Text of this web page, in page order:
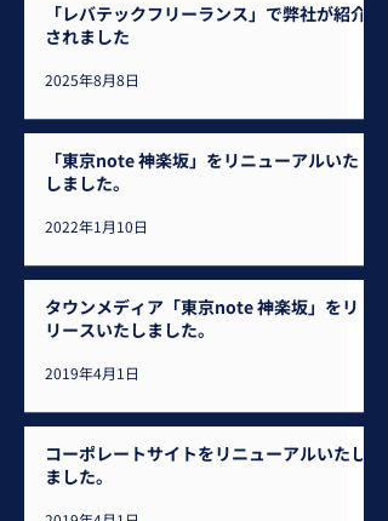
「レバテックフリーランス」で弊社が紹介
されました
2025年8月8日
「東京note 神楽坂」をリニューアルいた
しました。
2022年1月10日
タウンメディア「東京note 神楽坂」をリ
リースいたしました。
2019年4月1日
コーポレートサイトをリニューアルいたし
ました。